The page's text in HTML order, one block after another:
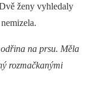
ženy vyhledaly
na prsu. Měla
rozmačkanými